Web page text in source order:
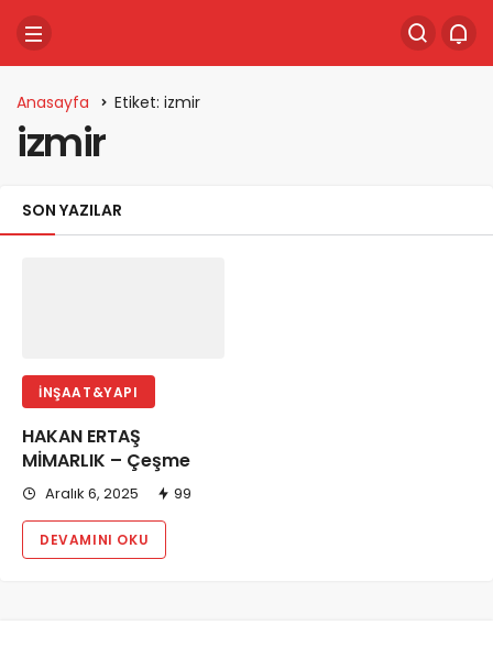
Anasayfa Etiket: izmir
izmir
SON YAZILAR
İNŞAAT&YAPI
HAKAN ERTAŞ
MİMARLIK – Çeşme
Aralık 6, 2025 99
DEVAMINI OKU